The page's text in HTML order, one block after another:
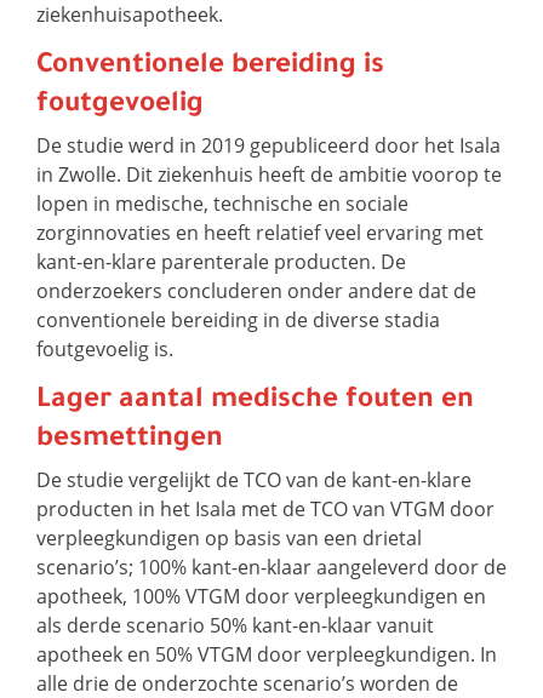
ziekenhuisapotheek.
Conventionele bereiding is
foutgevoelig
De studie werd in 2019 gepubliceerd door het Isala
in Zwolle. Dit ziekenhuis heeft de ambitie voorop te
lopen in medische, technische en sociale
zorginnovaties en heeft relatief veel ervaring met
kant-en-klare parenterale producten. De
onderzoekers concluderen onder andere dat de
conventionele bereiding in de diverse stadia
foutgevoelig is.
Lager aantal medische fouten en
besmettingen
De studie vergelijkt de TCO van de kant-en-klare
producten in het Isala met de TCO van VTGM door
verpleegkundigen op basis van een drietal
scenario’s; 100% kant-en-klaar aangeleverd door de
apotheek, 100% VTGM door verpleegkundigen en
als derde scenario 50% kant-en-klaar vanuit
apotheek en 50% VTGM door verpleegkundigen. In
alle drie de onderzochte scenario’s worden de